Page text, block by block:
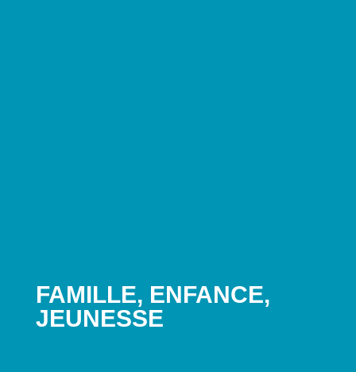
FAMILLE, ENFANCE,
JEUNESSE